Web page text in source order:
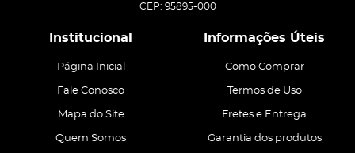
CEP: 95895-000
Institucional
Página Inicial
Fale Conosco
Mapa do Site
Quem Somos
Informações Úteis
Como Comprar
Termos de Uso
Fretes e Entrega
Garantia dos produtos